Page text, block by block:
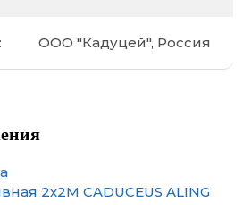
ООО "Кадуцей", Россия